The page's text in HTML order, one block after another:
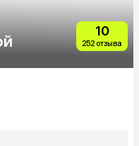
10
252 отзыва